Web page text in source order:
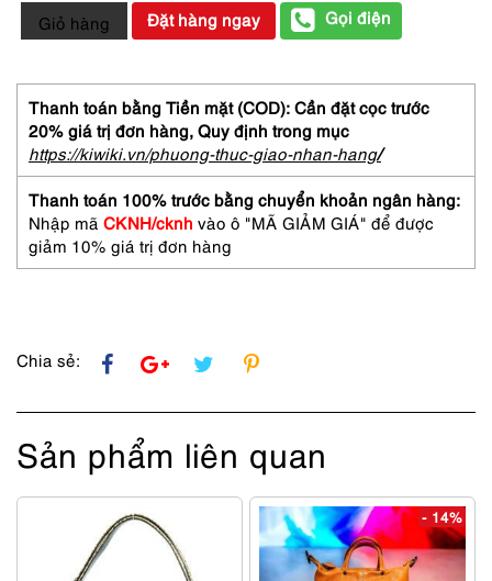
4226-
BALLY
hobo/tote
bag-
Túi
xách
tay/
đeo
vai-
Khá
mới
Giỏ hàng Đặt hàng ngay Gọi điện
Thanh toán bằng Tiền mặt (COD): Cần đặt cọc trước
20% giá trị đơn hàng, Quy định trong mục
https://kiwiki.vn/phuong-thuc-giao-nhan-hang/
Thanh toán 100% trước bằng chuyển khoản ngân hàng:
Nhập mã CKNH/cknh vào ô "MÃ GIẢM GIÁ" để được
giảm 10% giá trị đơn hàng
Chia sẻ:
Sản phẩm liên quan
- 14%